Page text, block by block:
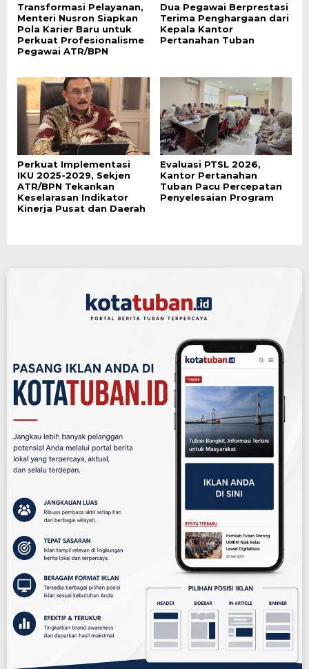
Transformasi Pelayanan,
Menteri Nusron Siapkan
Pola Karier Baru untuk
Perkuat Profesionalisme
Pegawai ATR/BPN
Dua Pegawai Berprestasi
Terima Penghargaan dari
Kepala Kantor
Pertanahan Tuban
Perkuat Implementasi
IKU 2025-2029, Sekjen
ATR/BPN Tekankan
Keselarasan Indikator
Kinerja Pusat dan Daerah
Evaluasi PTSL 2026,
Kantor Pertanahan
Tuban Pacu Percepatan
Penyelesaian Program